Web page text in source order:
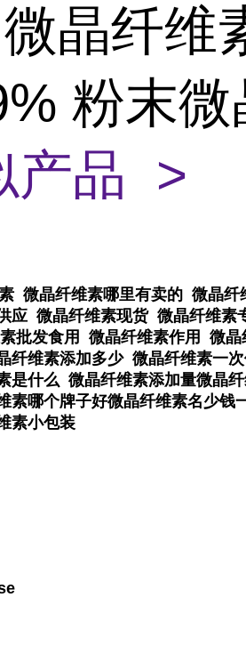
晶纤维
粉末微
产品 >
微晶纤维素哪里有卖的 微晶纤
应 微晶纤维素现货 微晶纤维素
批发食用 微晶纤维素作用 微
纤维素添加多少 微晶纤维素一
是什么 微晶纤维素添加量微晶
哪个牌子好微晶纤维素名少钱
素小包装